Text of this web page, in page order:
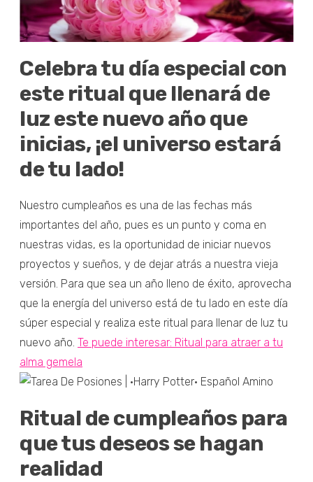
Celebra tu día especial con
este ritual que llenará de
luz este nuevo año que
inicias, ¡el universo estará
de tu lado!
Nuestro cumpleaños es una de las fechas más
importantes del año, pues es un punto y coma en
nuestras vidas, es la oportunidad de iniciar nuevos
proyectos y sueños, y de dejar atrás a nuestra vieja
versión. Para que sea un año lleno de éxito, aprovecha
que la energía del universo está de tu lado en este día
súper especial y realiza este ritual para llenar de luz tu
nuevo año. Te puede interesar: Ritual para atraer a tu
alma gemela
Ritual de cumpleaños para
que tus deseos se hagan
realidad